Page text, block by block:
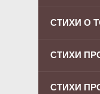
СТИХИ О
СТИХИ
СТИХИ